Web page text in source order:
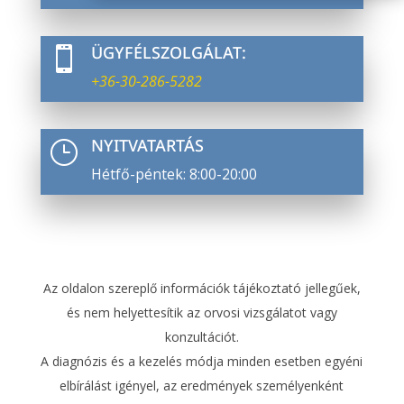
 ÜGYFÉLSZOLGÁLAT:
+36-30-286-5282
} NYITVATARTÁS
Hétfő-péntek: 8:00-20:00
Az oldalon szereplő információk tájékoztató jellegűek,
és nem helyettesítik az orvosi vizsgálatot vagy
konzultációt.
A diagnózis és a kezelés módja minden esetben egyéni
elbírálást igényel, az eredmények személyenként